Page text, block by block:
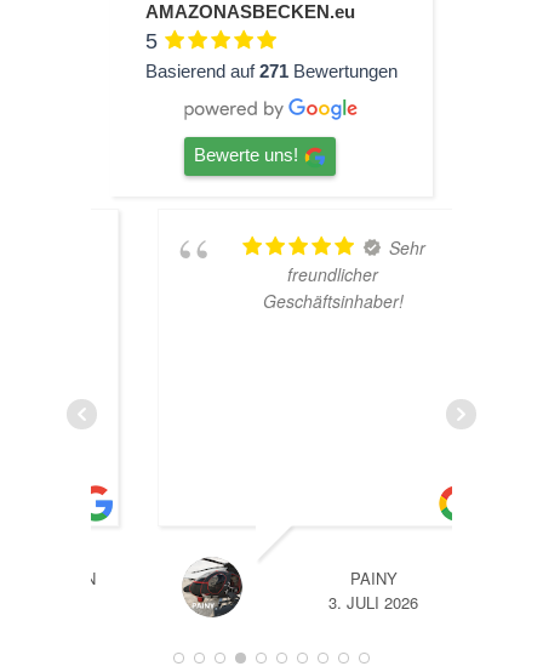
AMAZONASBECKEN.eu
5
Basierend auf271 Bewertungen
Bewerte uns!
Sehr
freundlicher
Geschäftsinhaber!
3. JULI 2026